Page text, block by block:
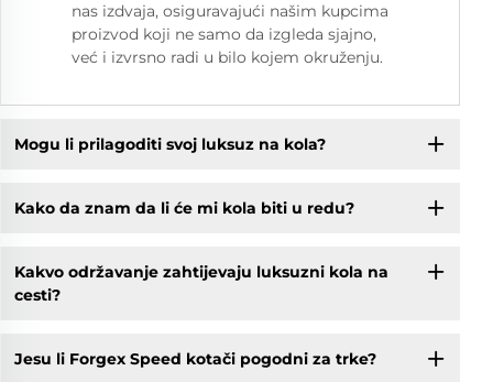
nas izdvaja, osiguravajući našim kupcima
proizvod koji ne samo da izgleda sjajno,
već i izvrsno radi u bilo kojem okruženju.
Mogu li prilagoditi svoj luksuz na kola?
Kako da znam da li će mi kola biti u redu?
Kakvo održavanje zahtijevaju luksuzni kola na
cesti?
Jesu li Forgex Speed kotači pogodni za trke?